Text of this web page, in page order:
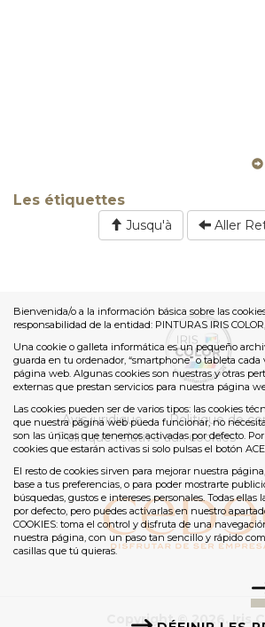
Les étiquettes
Jusqu'à Aller
Avis juridique
Politique de
Politique relative aux cookies
Copyright © 2026. Iris
Bienvenida/o a la información básica sobre las
responsabilidad de la entidad: PINTURAS IRIS
Una cookie o galleta informática es un pequeño
guarda en tu ordenador, “smartphone” o tableta cada
página web. Algunas cookies son nuestras y otras
externas que prestan servicios para nuestra página
Las cookies pueden ser de varios tipos: las cookies
que nuestra página web pueda funcionar, no
son las únicas que tenemos activadas por defecto.
cookies que estarán activas si solo pulsas el botón
El resto de cookies sirven para mejorar nuestra
base a tus preferencias, o para poder mostrarte
búsquedas, gustos e intereses personales. Todas ellas
por defecto, pero puedes activarlas en nuestro
COOKIES: toma el control y disfruta de una
nuestra página, con un paso tan sencillo y rápido
casillas que tú quieras.